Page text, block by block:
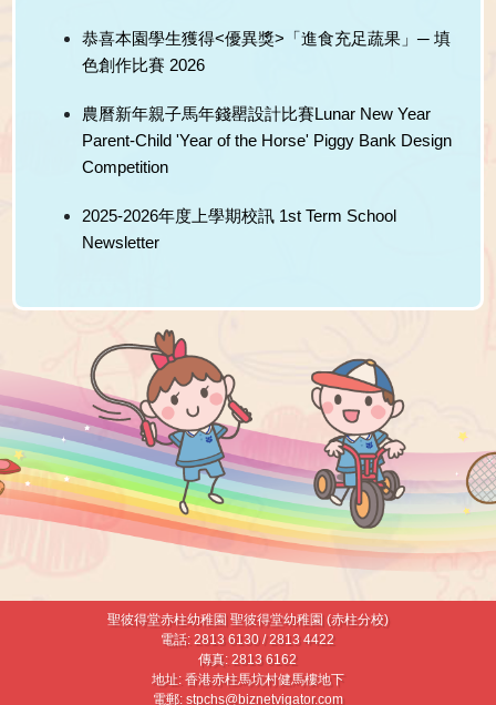
恭喜本園學生獲得<優異獎>「進食充足蔬果」─ 填
色創作比賽 2026
農曆新年親子馬年錢罌設計比賽Lunar New Year
Parent-Child 'Year of the Horse' Piggy Bank Design
Competition
2025-2026年度上學期校訊 1st Term School
Newsletter
聖彼得堂赤柱幼稚園 聖彼得堂幼稚園 (赤柱分校)
電話: 2813 6130 / 2813 4422
傳真: 2813 6162
地址: 香港赤柱馬坑村健馬樓地下
電郵:stpchs@biznetvigator.com